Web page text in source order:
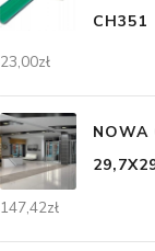
CH351
23,00zł
NOWA
147,42zł